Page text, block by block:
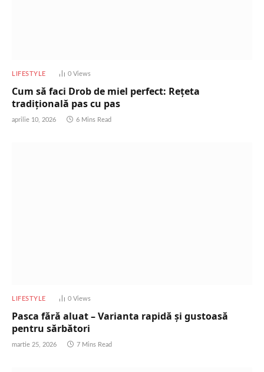
LIFESTYLE 0 Views
Cum să faci Drob de miel perfect: Rețeta
tradițională pas cu pas
aprilie 10, 2026 6 Mins Read
LIFESTYLE 0 Views
Pasca fără aluat – Varianta rapidă și gustoasă
pentru sărbători
martie 25, 2026 7 Mins Read